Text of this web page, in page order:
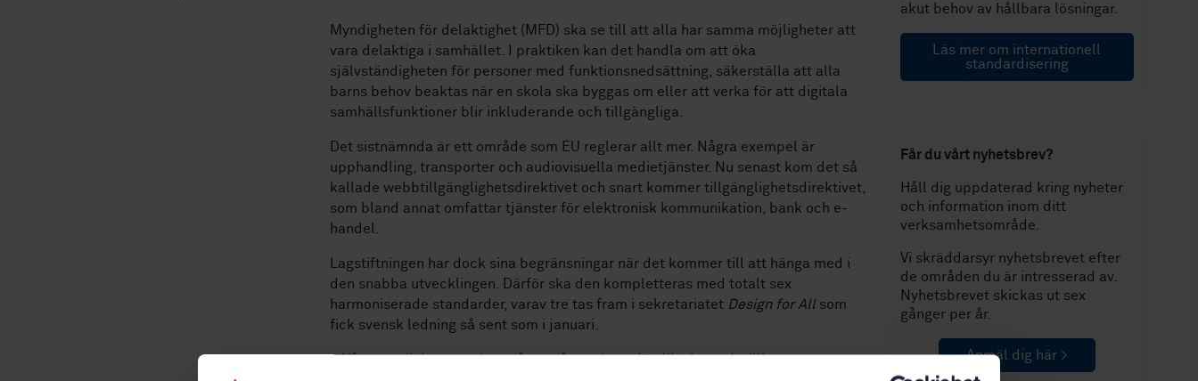
Myndigheten för delaktighet (MFD) ska se till att alla har samma möjligheter att
vara delaktiga i samhället. I praktiken kan det handla om att öka
självständigheten för personer med funktionsnedsättning, säkerställa att alla
barns behov beaktas när en skola ska byggas om eller att verka för att digitala
samhällsfunktioner blir inkluderande och tillgängliga.
Det sistnämnda är ett område som EU reglerar allt mer. Några exempel är
upphandling, transporter och audiovisuella medietjänster. Nu senast kom det så
kallade webbtillgänglighetsdirektivet och snart kommer tillgänglighetsdirektivet,
som bland annat omfattar tjänster för elektronisk kommunikation, bank och e-
handel.
Lagstiftningen har dock sina begränsningar när det kommer till att hänga med i
den snabba utvecklingen. Därför ska den kompletteras med totalt sex
harmoniserade standarder, varav tre tas fram i sekretariatet Design for All som
fick svensk ledning så sent som i januari.
– Vårt myndighetsuppdrag går ut på att skapa jämlika levnadsvillkor genom att
akut behov av hållbara lösningar.
Läs mer om internationell
standardisering
Får du vårt nyhetsbrev?
Håll dig uppdaterad kring nyheter
och information inom ditt
verksamhetsområde.
Vi skräddarsyr nyhetsbrevet efter
de områden du är intresserad av.
Nyhetsbrevet skickas ut sex
gånger per år.
Anmäl dig här >